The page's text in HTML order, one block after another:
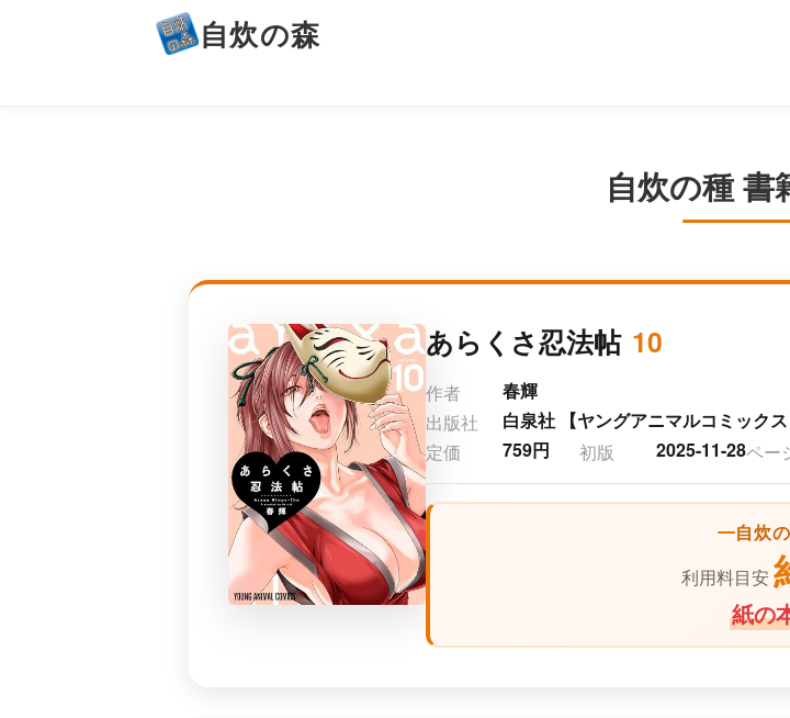
自炊の森
自炊の種 書
あらくさ忍法帖 10
作者
春輝
出版社
白泉社 【ヤングアニマルコミックス
定価
759円 初版 2025-11-28ペー
自炊
利用料目安
紙の